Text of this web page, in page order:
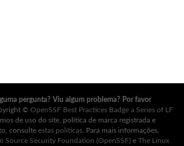
pergunta? Viu algum problema? Por favor
© OpenSSF Best Practices Badge a Series of LF
de uso do site, política de marca registrada e
consulte estas políticas . Para mais informações,
Source Security Foundation (OpenSSF) e The Linux